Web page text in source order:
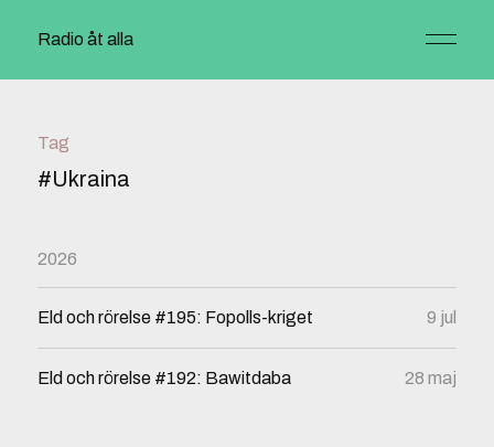
Radio åt alla
Tag
#Ukraina
2026
Eld och rörelse #195: Fopolls-kriget 9 jul
Eld och rörelse #192: Bawitdaba 28 maj